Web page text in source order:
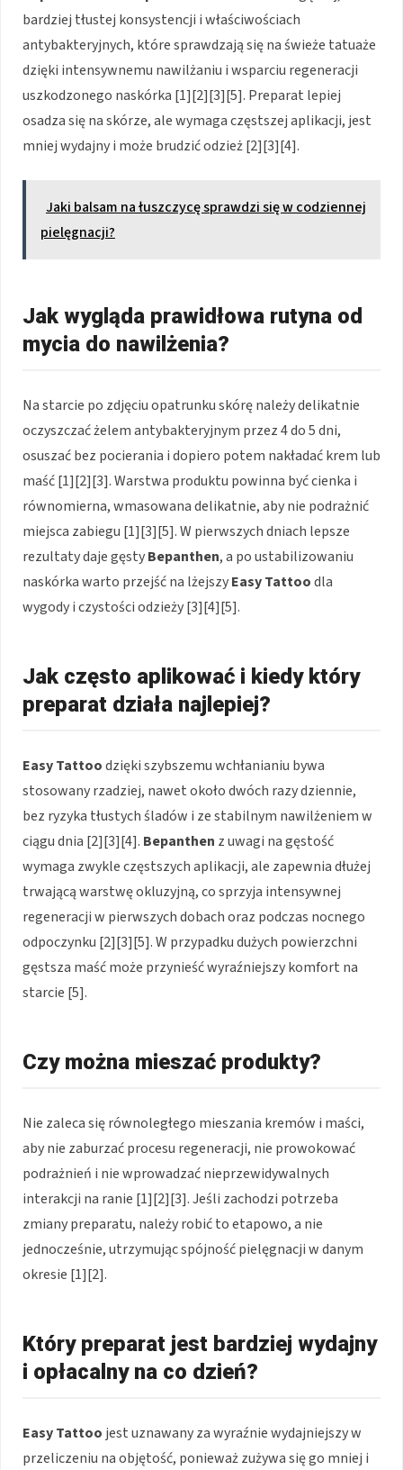
bardziej tłustej konsystencji i właściwościach
antybakteryjnych, które sprawdzają się na świeże tatuaże
dzięki intensywnemu nawilżaniu i wsparciu regeneracji
uszkodzonego naskórka [1][2][3][5]. Preparat lepiej
osadza się na skórze, ale wymaga częstszej aplikacji, jest
mniej wydajny i może brudzić odzież [2][3][4].
Jaki balsam na łuszczycę sprawdzi się w codziennej
pielęgnacji?
Jak wygląda prawidłowa rutyna od
mycia do nawilżenia?
Na starcie po zdjęciu opatrunku skórę należy delikatnie
oczyszczać żelem antybakteryjnym przez 4 do 5 dni,
osuszać bez pocierania i dopiero potem nakładać krem lub
maść [1][2][3]. Warstwa produktu powinna być cienka i
równomierna, wmasowana delikatnie, aby nie podrażnić
miejsca zabiegu [1][3][5]. W pierwszych dniach lepsze
rezultaty daje gęstyBepanthen, a po ustabilizowaniu
naskórka warto przejść na lżejszyEasy Tattoodla
wygody i czystości odzieży [3][4][5].
Jak często aplikować i kiedy który
preparat działa najlepiej?
Easy Tattoodzięki szybszemu wchłanianiu bywa
stosowany rzadziej, nawet około dwóch razy dziennie,
bez ryzyka tłustych śladów i ze stabilnym nawilżeniem w
ciągu dnia [2][3][4]. Bepanthen z uwagi na gęstość
wymaga zwykle częstszych aplikacji, ale zapewnia dłużej
trwającą warstwę okluzyjną, co sprzyja intensywnej
regeneracji w pierwszych dobach oraz podczas nocnego
odpoczynku [2][3][5]. W przypadku dużych powierzchni
gęstsza maść może przynieść wyraźniejszy komfort na
starcie [5].
Czy można mieszać produkty?
Nie zaleca się równoległego mieszania kremów i maści,
aby nie zaburzać procesu regeneracji, nie prowokować
podrażnień i nie wprowadzać nieprzewidywalnych
interakcji na ranie [1][2][3]. Jeśli zachodzi potrzeba
zmiany preparatu, należy robić to etapowo, a nie
jednocześnie, utrzymując spójność pielęgnacji w danym
okresie [1][2].
Który preparat jest bardziej wydajny
i opłacalny na co dzień?
Easy Tattoo jest uznawany za wyraźnie wydajniejszy w
przeliczeniu na objętość, ponieważ zużywa się go mniej i